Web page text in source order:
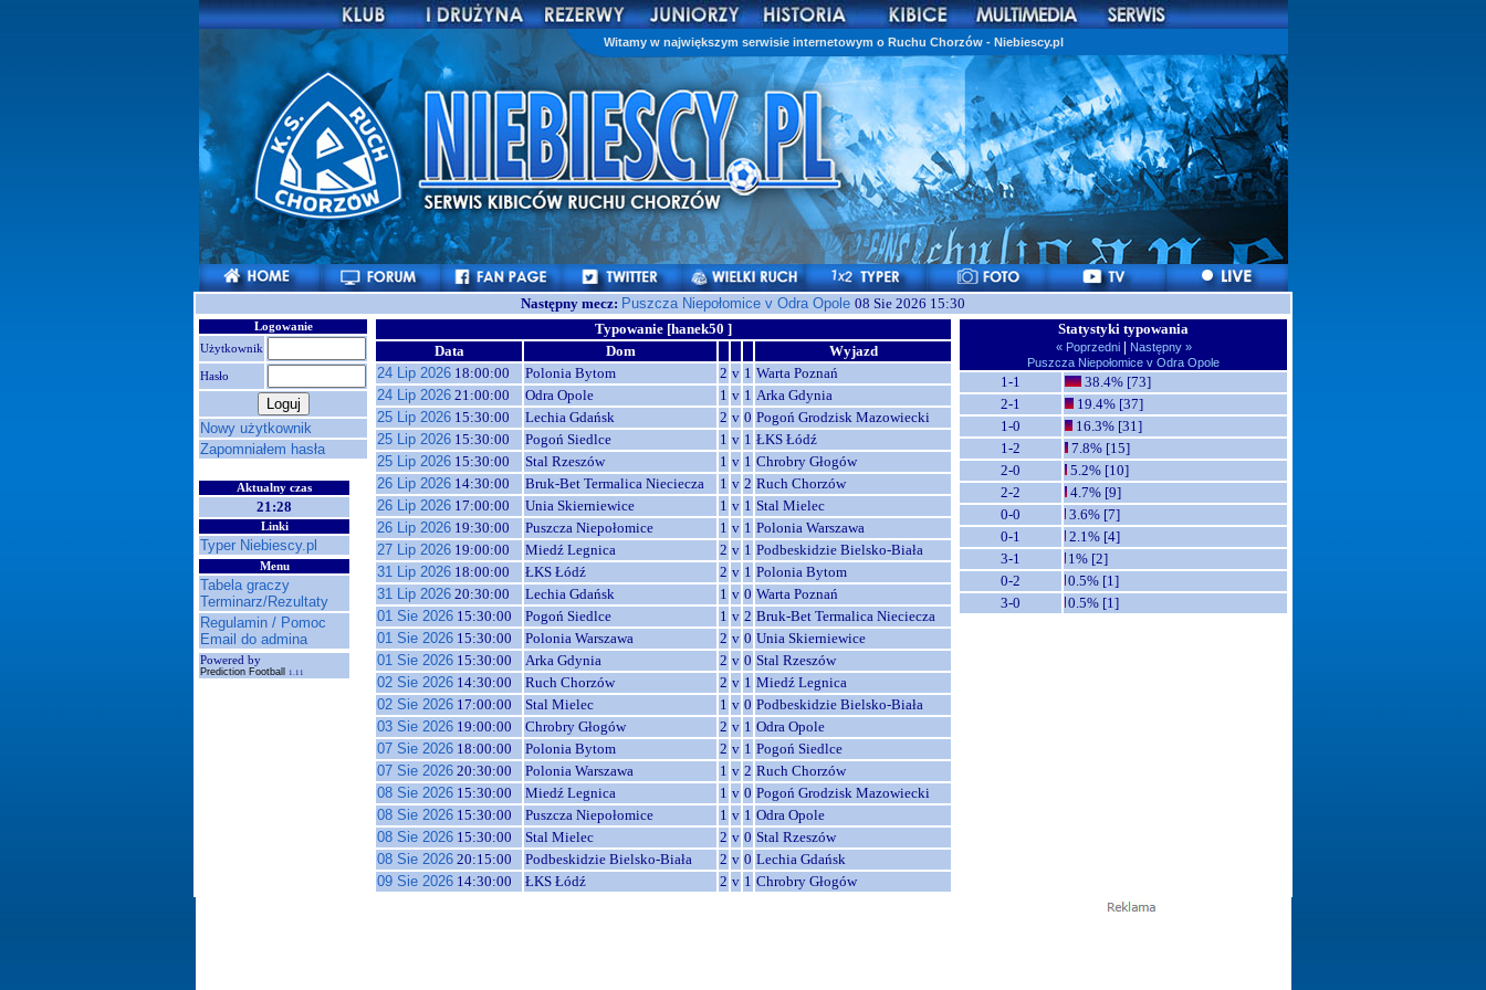
Witamy w największym serwisie internetowym o Ruchu Chorzów - Niebiescy.pl
Następny mecz: Puszcza Niepołomice v Odra Opole 08 Sie 2026 15:30
Logowanie
Użytkownik
Hasło
Nowy użytkownik
Zapomniałem hasła
Aktualny czas
21:28
Linki
Typer Niebiescy.pl
Menu
Tabela graczy
Terminarz/Rezultaty
Regulamin / Pomoc
Email do admina
Powered by
Prediction Football 1.11
Typowanie [hanek50 ]
Data
Dom
Wyjazd
24 Lip 2026 18:00:00 Polonia Bytom 2 v 1 Warta Poznań
24 Lip 2026 21:00:00 Odra Opole 1 v 1 Arka Gdynia
25 Lip 2026 15:30:00 Lechia Gdańsk 2 v 0 Pogoń Grodzisk Mazowiecki
25 Lip 2026 15:30:00 Pogoń Siedlce 1 v 1 ŁKS Łódź
25 Lip 2026 15:30:00 Stal Rzeszów 1 v 1 Chrobry Głogów
26 Lip 2026 14:30:00 Bruk-Bet Termalica Nieciecza 1 v 2 Ruch Chorzów
26 Lip 2026 17:00:00 Unia Skierniewice 1 v 1 Stal Mielec
26 Lip 2026 19:30:00 Puszcza Niepołomice 1 v 1 Polonia Warszawa
27 Lip 2026 19:00:00 Miedź Legnica 2 v 1 Podbeskidzie Bielsko-Biała
31 Lip 2026 18:00:00 ŁKS Łódź 2 v 1 Polonia Bytom
31 Lip 2026 20:30:00 Lechia Gdańsk 1 v 0 Warta Poznań
01 Sie 2026 15:30:00 Pogoń Siedlce 1 v 2 Bruk-Bet Termalica Nieciecza
01 Sie 2026 15:30:00 Polonia Warszawa 2 v 0 Unia Skierniewice
01 Sie 2026 15:30:00 Arka Gdynia 2 v 0 Stal Rzeszów
02 Sie 2026 14:30:00 Ruch Chorzów 2 v 1 Miedź Legnica
02 Sie 2026 17:00:00 Stal Mielec 1 v 0 Podbeskidzie Bielsko-Biała
03 Sie 2026 19:00:00 Chrobry Głogów 2 v 1 Odra Opole
07 Sie 2026 18:00:00 Polonia Bytom 2 v 1 Pogoń Siedlce
07 Sie 2026 20:30:00 Polonia Warszawa 1 v 2 Ruch Chorzów
08 Sie 2026 15:30:00 Miedź Legnica 1 v 0 Pogoń Grodzisk Mazowiecki
08 Sie 2026 15:30:00 Puszcza Niepołomice 1 v 1 Odra Opole
08 Sie 2026 15:30:00 Stal Mielec 2 v 0 Stal Rzeszów
08 Sie 2026 20:15:00 Podbeskidzie Bielsko-Biała 2 v 0 Lechia Gdańsk
09 Sie 2026 14:30:00 ŁKS Łódź 2 v 1 Chrobry Głogów
Statystyki typowania
« Poprzedni | Następny »
Puszcza Niepołomice v Odra Opole
1-1
38.4% [73]
2-1
19.4% [37]
1-0
16.3% [31]
1-2
7.8% [15]
2-0
5.2% [10]
2-2
4.7% [9]
0-0
3.6% [7]
0-1
2.1% [4]
3-1
1% [2]
0-2
0.5% [1]
3-0
0.5% [1]